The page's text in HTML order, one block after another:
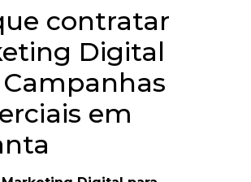
contratar
Digital
em